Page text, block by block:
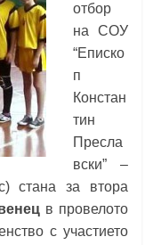
отбор
на СОУ
“Еписко
п
Констан
тин
Пресла
вски” –
стана за втора
в провелото
с участието